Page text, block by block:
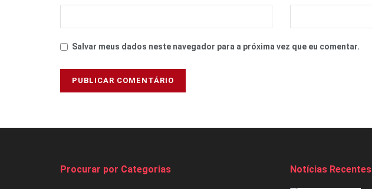
Salvar meus dados neste navegador para a próxima vez que eu comentar.
Procurar por Categorias Notícias Recentes